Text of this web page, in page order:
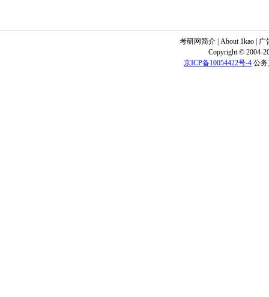
考研网简介 About 1kao
广
Copyright © 2004-
京ICP备10054422号-4 公